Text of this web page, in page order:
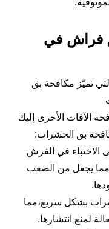
فراش في
تميّز مكافحة بق
الآفات الأخرى إليك
بق الحشرات:
الاختباء في الفرش
مما يجعل من الصعب
بشكل سريع،مما
لمنع انتشارها.